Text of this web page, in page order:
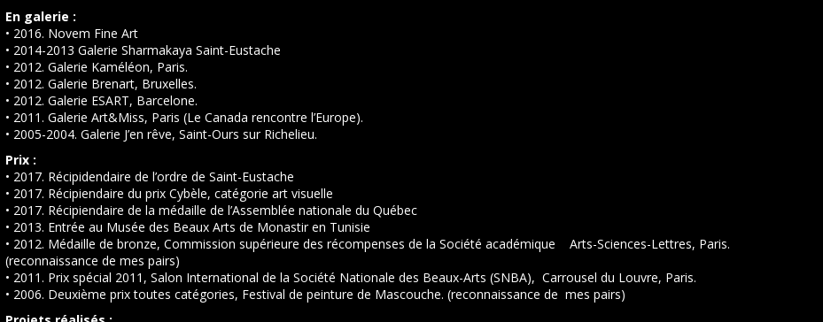
En galerie :
• 2016. Novem Fine Art
• 2014-2013 Galerie Sharmakaya Saint-Eustache
• 2012. Galerie Kaméléon, Paris.
• 2012. Galerie Brenart, Bruxelles.
• 2012. Galerie ESART, Barcelone.
• 2011. Galerie Art&Miss, Paris (Le Canada rencontre l’Europe).
• 2005-2004. Galerie J’en rêve, Saint-Ours sur Richelieu.
Prix :
• 2017. Récipidendaire de l’ordre de Saint-Eustache
• 2017. Récipiendaire du prix Cybèle, catégorie art visuelle
• 2017. Récipiendaire de la médaille de l’Assemblée nationale du Québec
• 2013. Entrée au Musée des Beaux Arts de Monastir en Tunisie
• 2012. Médaille de bronze, Commission supérieure des récompenses de la Société académique Arts-Sciences-Lettres, Paris.
(reconnaissance de mes pairs)
• 2011. Prix spécial 2011, Salon International de la Société Nationale des Beaux-Arts (SNBA), Carrousel du Louvre, Paris.
• 2006. Deuxième prix toutes catégories, Festival de peinture de Mascouche. (reconnaissance de mes pairs)